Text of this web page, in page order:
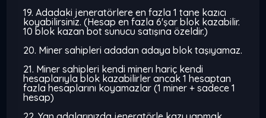
19. Adadaki jeneratörlere en fazla 1 tane kazıcı
koyabilirsiniz. (Hesap en fazla 6'şar blok kazabilir.
10 blok kazan bot sunucu satışına özeldir.)
20. Miner sahipleri adadan adaya blok taşıyamaz.
21. Miner sahipleri kendi minerı hariç kendi
hesaplarıyla blok kazabilirler ancak 1 hesaptan
fazla hesaplarını koyamazlar (1 miner + sadece 1
hesap)